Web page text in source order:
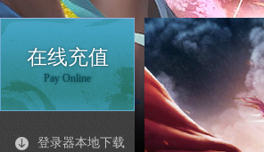
在线充值
Pay Online
登录器本地下载